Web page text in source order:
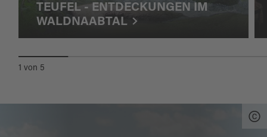
TEUFEL - ENTDECKUNGEN IM
WALDNAABTAL
1 von 5